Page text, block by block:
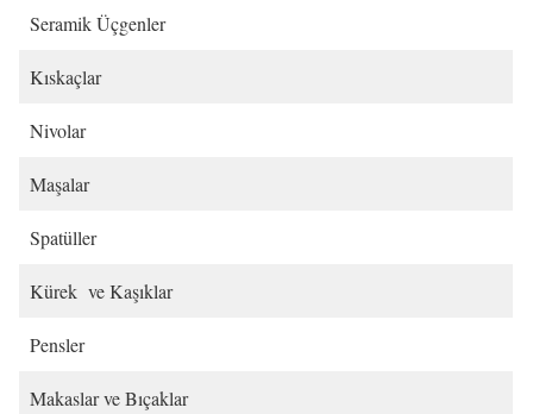
Seramik Üçgenler
Kıskaçlar
Nivolar
Maşalar
Spatüller
Kürek ve Kaşıklar
Pensler
Makaslar ve Bıçaklar